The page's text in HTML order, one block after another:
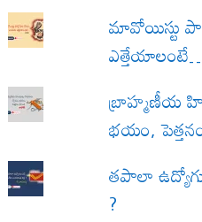
మావోయిస్టు
బ్రాహ్మణీయ
భయం,
త‌పాలా
?